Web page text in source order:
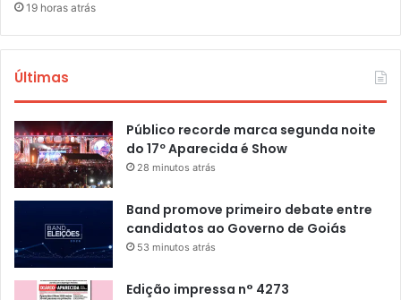
19 horas atrás
Últimas
Público recorde marca segunda noite
do 17º Aparecida é Show
28 minutos atrás
Band promove primeiro debate entre
candidatos ao Governo de Goiás
53 minutos atrás
Edição impressa n° 4273